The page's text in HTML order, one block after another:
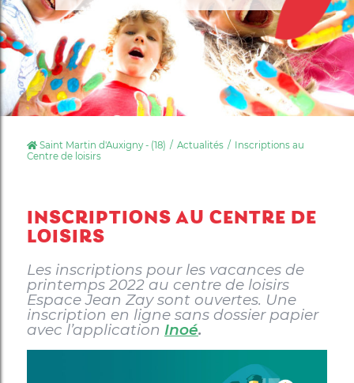
Saint Martin d'Auxigny - (18) Actualités
Inscriptions au
Centre de loisirs
INSCRIPTIONS AU CENTRE DE
LOISIRS
Les inscriptions pour les vacances de
printemps 2022 au centre de loisirs
Espace Jean Zay sont ouvertes. Une
inscription en ligne sans dossier papier
avec l’application Inoé.